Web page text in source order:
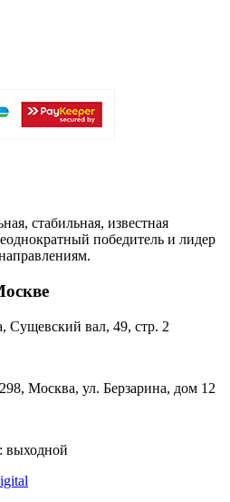
стабильная, известная
победитель и лидер
Сущевский вал, 49, стр. 2
Москва, ул. Берзарина, дом 12
выходной